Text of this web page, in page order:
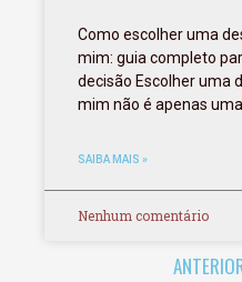
Como escolher uma
mim: guia completo
decisão Escolher uma
mim não é apenas
SAIBA MAIS »
Nenhum comentário